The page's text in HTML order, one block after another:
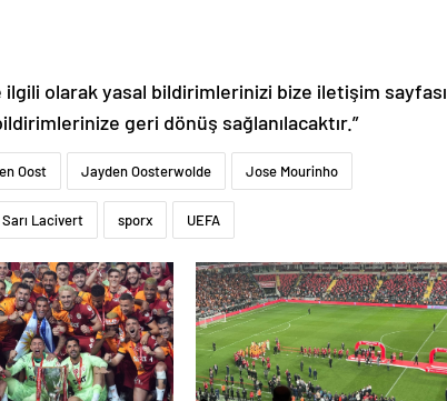
olarak yasal bildirimlerinizi bize iletişim sayfası
geri dönüş sağlanılacaktır.”
Oost Jayden Oosterwolde Jose Mourinho
Sarı Lacivert sporx UEFA